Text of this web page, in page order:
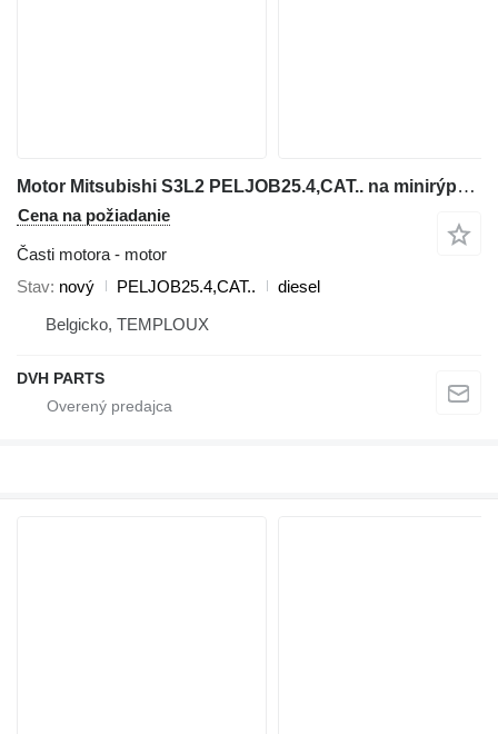
Motor Mitsubishi S3L2 PELJOB25.4,CAT.. na minirýpadla Volvo EC25 - EC30
Cena na požiadanie
Časti motora - motor
Stav nový PELJOB25.4,CAT..
diesel
Belgicko, TEMPLOUX
DVH PARTS